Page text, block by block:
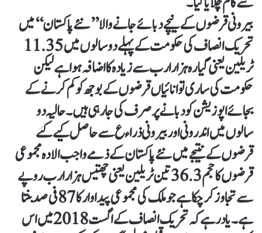
بیرونی قرضوں کے نیچے دبائے جانے والا ’’ نئے پاکستان‘‘ میں
تحریک انصاف کی حکومت کے پہلے دو سالوں میں 11.35
ٹریلین یعنی گیارہ ہزار ارب سے زیادہ کا اضافہ ہوا ہے لیکن
حکومت کی ساری توانائیاں قرضوں کے بوجھ کو کم کرنے کے
بجائے اپوزیشن کو دبانے پر صرف کی جا رہی ہیں ۔ حالیہ دو
سالوں میں اندرونی اور بیرونی ذراءع سے حاصل کیے گئے
قرضوں کے نتیجے میں نئے پاکستان کے ذمے واجب الادہ مجموعی
قرضوں کا حجم 36.3 تین ٹریلین یعنی چھتیس ہزار ارب روپے
سے تجاوز کر چکا ہے جو ملک کی مجموعی پیداوار کا 87 فی صد بنتا
ہے ۔ یاد رہے کہ تحریک انصاف کے اگست 2018 میں اس